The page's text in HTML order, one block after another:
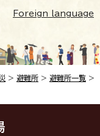
Foreign language
> 避難所 > 避難所一覧 >